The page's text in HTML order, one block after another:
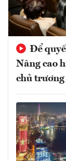
Để
Nâng cao
chủ